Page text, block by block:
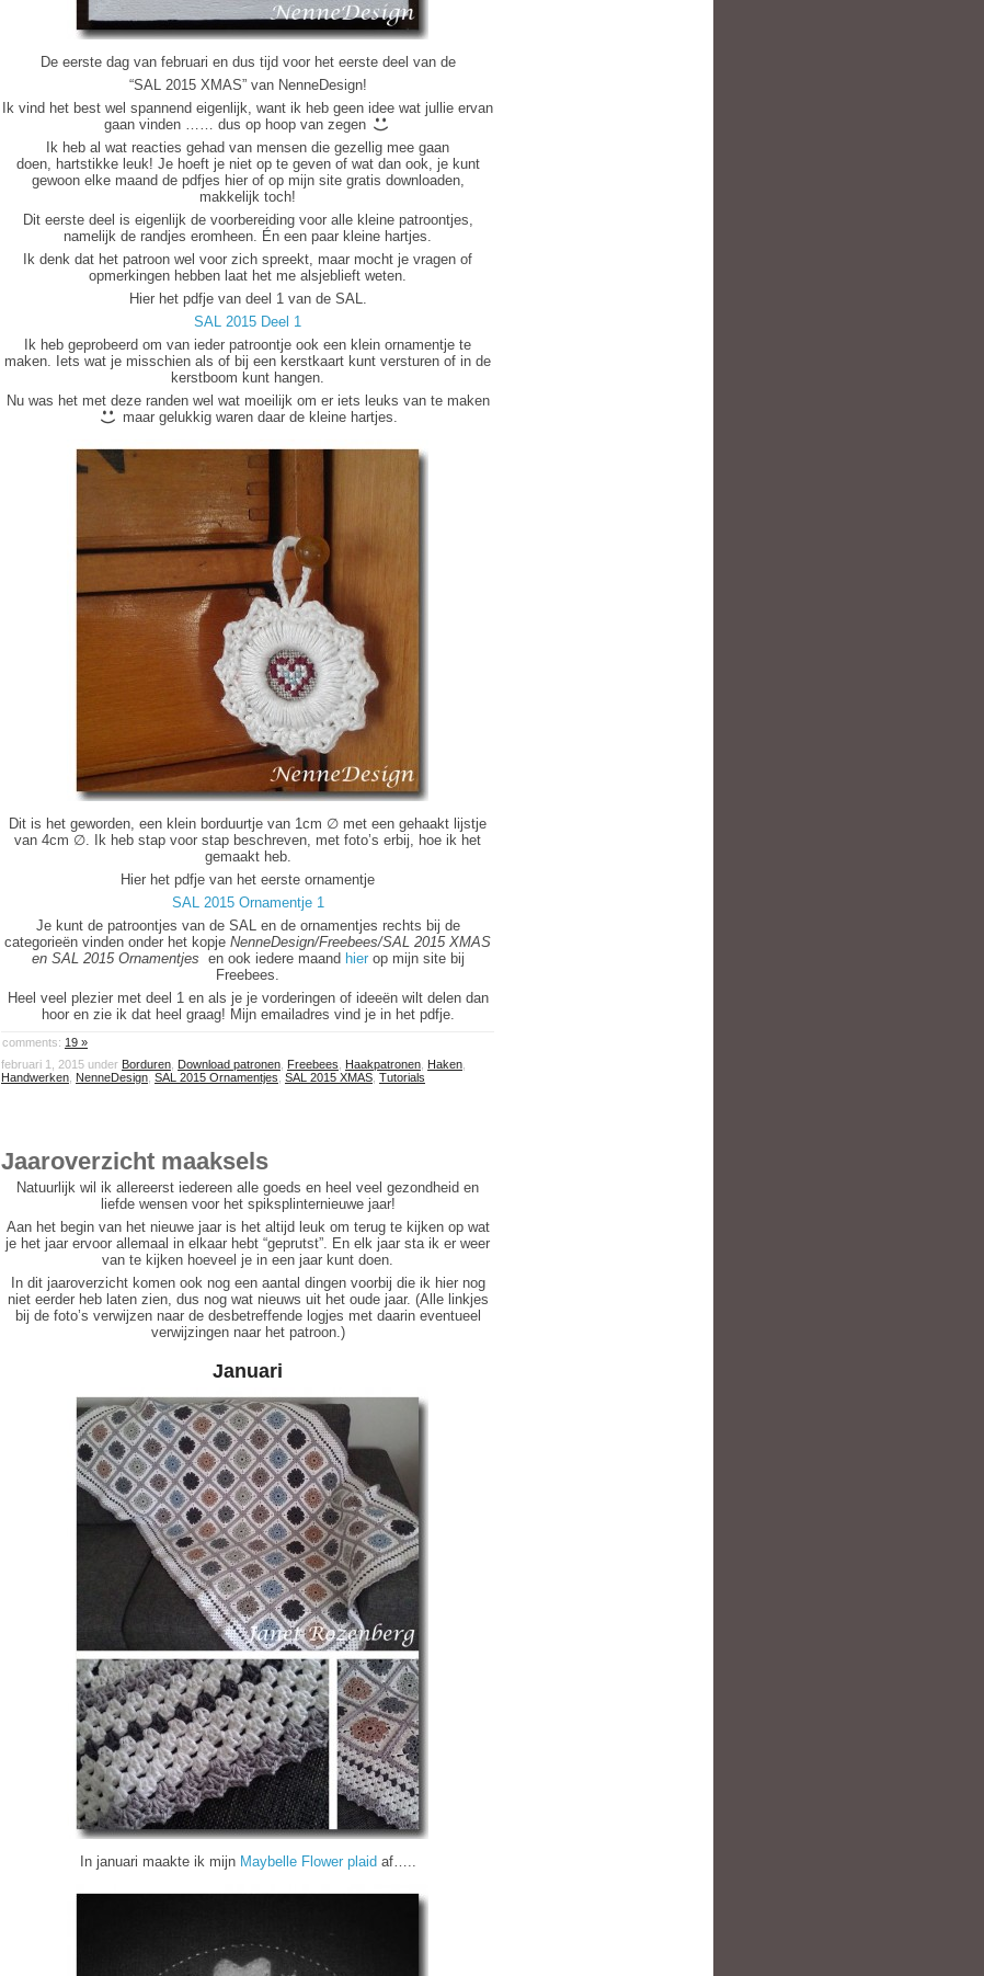
De eerste dag van februari en dus tijd voor het eerste deel van de
“SAL 2015 XMAS” van NenneDesign!
Ik vind het best wel spannend eigenlijk, want ik heb geen idee wat jullie ervan
gaan vinden …… dus op hoop van zegen
Ik heb al wat reacties gehad van mensen die gezellig mee gaan
doen, hartstikke leuk! Je hoeft je niet op te geven of wat dan ook, je kunt
gewoon elke maand de pdfjes hier of op mijn site gratis downloaden,
makkelijk toch!
Dit eerste deel is eigenlijk de voorbereiding voor alle kleine patroontjes,
namelijk de randjes eromheen. Én een paar kleine hartjes.
Ik denk dat het patroon wel voor zich spreekt, maar mocht je vragen of
opmerkingen hebben laat het me alsjeblieft weten.
Hier het pdfje van deel 1 van de SAL.
SAL 2015 Deel 1
Ik heb geprobeerd om van ieder patroontje ook een klein ornamentje te
maken. Iets wat je misschien als of bij een kerstkaart kunt versturen of in de
kerstboom kunt hangen.
Nu was het met deze randen wel wat moeilijk om er iets leuks van te maken
maar gelukkig waren daar de kleine hartjes.
Dit is het geworden, een klein borduurtje van 1cm ∅ met een gehaakt lijstje
van 4cm ∅. Ik heb stap voor stap beschreven, met foto’s erbij, hoe ik het
gemaakt heb.
Hier het pdfje van het eerste ornamentje
SAL 2015 Ornamentje 1
Je kunt de patroontjes van de SAL en de ornamentjes rechts bij de
categorieën vinden onder het kopje NenneDesign/Freebees/SAL 2015 XMAS
en SAL 2015 Ornamentjes en ook iedere maand hierop mijn site bij
Freebees.
Heel veel plezier met deel 1 en als je je vorderingen of ideeën wilt delen dan
hoor en zie ik dat heel graag! Mijn emailadres vind je in het pdfje.
comments: 19 »
februari 1, 2015 under Borduren Download patronen Freebees Haakpatronen Haken
Handwerken NenneDesign SAL 2015 Ornamentjes SAL 2015 XMAS Tutorials
Jaaroverzicht maaksels
Natuurlijk wil ik allereerst iedereen alle goeds en heel veel gezondheid en
liefde wensen voor het spiksplinternieuwe jaar!
Aan het begin van het nieuwe jaar is het altijd leuk om terug te kijken op wat
je het jaar ervoor allemaal in elkaar hebt “geprutst”. En elk jaar sta ik er weer
van te kijken hoeveel je in een jaar kunt doen.
In dit jaaroverzicht komen ook nog een aantal dingen voorbij die ik hier nog
niet eerder heb laten zien, dus nog wat nieuws uit het oude jaar. (Alle linkjes
bij de foto’s verwijzen naar de desbetreffende logjes met daarin eventueel
verwijzingen naar het patroon.)
Januari
In januari maakte ik mijn Maybelle Flower plaid af…..